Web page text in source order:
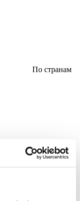
По странам